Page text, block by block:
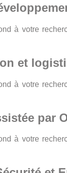
à votre
et
à votre
par
à votre